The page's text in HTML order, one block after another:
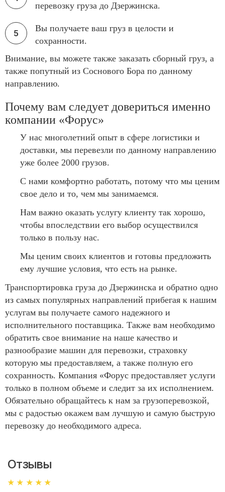
перевозку груза до Дзержинска.
Вы получаете ваш груз в целости и
сохранности.
Внимание, вы можете также заказать сборный груз, а
также попутный из Соснового Бора по данному
направлению.
Почему вам следует довериться именно
компании «Форус»
У нас многолетний опыт в сфере логистики и
доставки, мы перевезли по данному направлению
уже более 2000 грузов.
С нами комфортно работать, потому что мы ценим
свое дело и то, чем мы занимаемся.
Нам важно оказать услугу клиенту так хорошо,
чтобы впоследствии его выбор осуществился
только в пользу нас.
Мы ценим своих клиентов и готовы предложить
ему лучшие условия, что есть на рынке.
Транспортировка груза до Дзержинска и обратно одно
из самых популярных направлений прибегая к нашим
услугам вы получаете самого надежного и
исполнительного поставщика. Также вам необходимо
обратить свое внимание на наше качество и
разнообразие машин для перевозки, страховку
которую мы предоставляем, а также полную его
сохранность. Компания «Форус предоставляет услуги
только в полном объеме и следит за их исполнением.
Обязательно обращайтесь к нам за грузоперевозкой,
мы с радостью окажем вам лучшую и самую быструю
перевозку до необходимого адреса.
Отзывы